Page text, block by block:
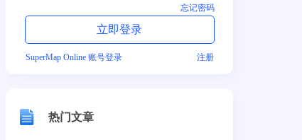
忘记密码
SuperMap Online 账号登录 注册
热门文章